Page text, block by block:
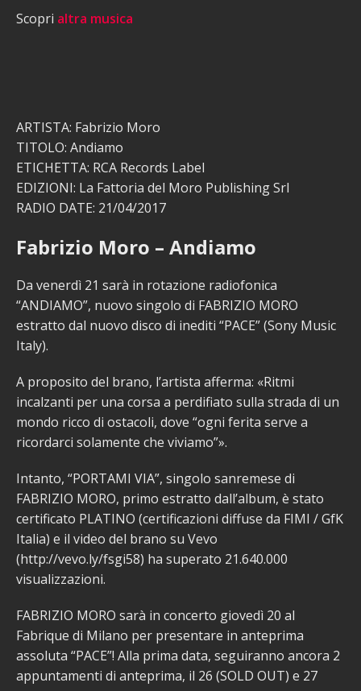
Scopri altra musica
ARTISTA: Fabrizio Moro
TITOLO: Andiamo
ETICHETTA: RCA Records Label
EDIZIONI: La Fattoria del Moro Publishing Srl
RADIO DATE: 21/04/2017
Fabrizio Moro – Andiamo
Da venerdì 21 sarà in rotazione radiofonica
“ANDIAMO”, nuovo singolo di FABRIZIO MORO
estratto dal nuovo disco di inediti “PACE” (Sony Music
Italy).
A proposito del brano, l’artista afferma: «Ritmi
incalzanti per una corsa a perdifiato sulla strada di un
mondo ricco di ostacoli, dove “ogni ferita serve a
ricordarci solamente che viviamo”».
Intanto, “PORTAMI VIA”, singolo sanremese di
FABRIZIO MORO, primo estratto dall’album, è stato
certificato PLATINO (certificazioni diffuse da FIMI / GfK
Italia) e il video del brano su Vevo
(http://vevo.ly/fsgi58) ha superato 21.640.000
visualizzazioni.
FABRIZIO MORO sarà in concerto giovedì 20 al
Fabrique di Milano per presentare in anteprima
assoluta “PACE”! Alla prima data, seguiranno ancora 2
appuntamenti di anteprima, il 26 (SOLD OUT) e 27